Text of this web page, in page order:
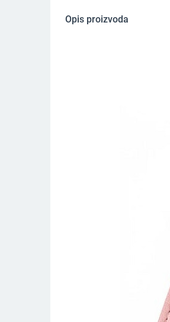
Opis proizvoda